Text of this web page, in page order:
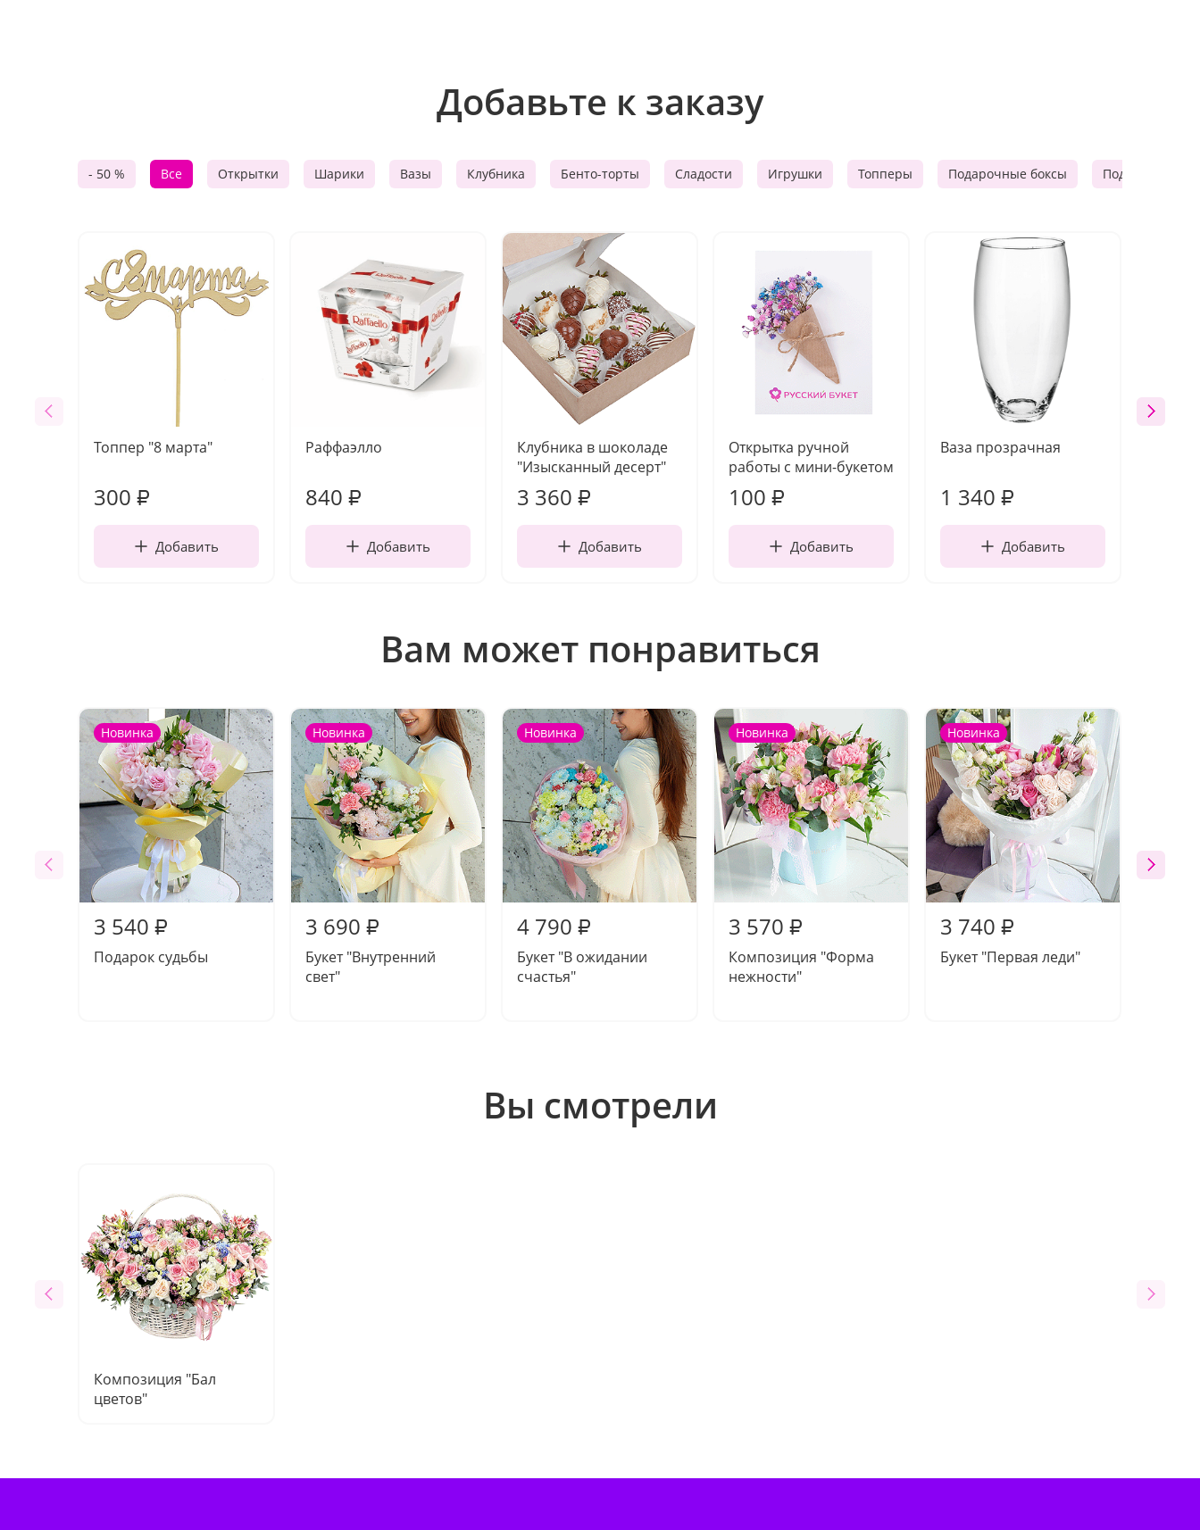
Добавьте к заказу
- 50 % Все Открытки Шарики Вазы Клубника Бенто-торты Сладости Игрушки Топперы Подарочные боксы Подарочные
Топпер "8 марта"
300 ₽
Добавить
Раффаэлло
840 ₽
Добавить
Клубника в шоколаде
"Изысканный десерт"
3 360 ₽
Добавить
Открытка ручной
работы с мини-букетом
100 ₽
Добавить
Ваза прозрачная
1 340 ₽
Добавить
Вам может понравиться
Новинка
3 540 ₽
Подарок судьбы
Новинка
3 690 ₽
Букет "Внутренний
свет"
Новинка
4 790 ₽
Букет "В ожидании
счастья"
Новинка
3 570 ₽
Композиция "Форма
нежности"
Новинка
3 740 ₽
Букет "Первая леди"
Вы смотрели
Композиция "Бал
цветов"